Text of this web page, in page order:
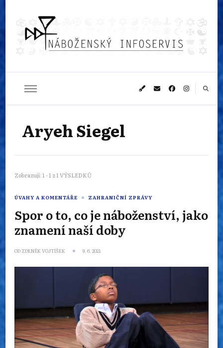
Náboženský
infoservis
Aryeh Siegel
Zobrazuji: 1 - 1 z 1 VÝSLEDKŮ
ÚVAHY A KOMENTÁŘE ZAHRANIČNÍ ZPRÁVY
Spor o to, co je náboženství, jako
znamení naší doby
OD ZDENĚK VOJTÍŠEK 9. 6. 2021